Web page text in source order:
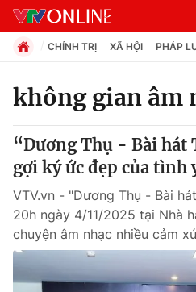
Chuyên mục
Chính trị
Xã hội
Pháp luật
CHÍNH TRỊ XÃ HỘI PHÁP
không gian âm
“Dương Thụ - Bài hát
gợi ký ức đẹp của tình
VTV.vn - "Dương Thụ - Bài
20h ngày 4/11/2025 tại Nhà
chuyện âm nhạc nhiều cảm